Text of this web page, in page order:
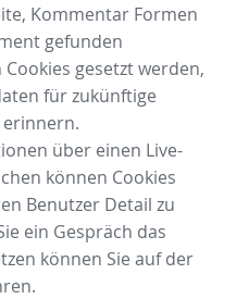
Kommentar Formen
gefunden
gesetzt werden,
für zukünftige
über einen Live-
können Cookies
Benutzer Detail zu
ein Gespräch das
können Sie auf der